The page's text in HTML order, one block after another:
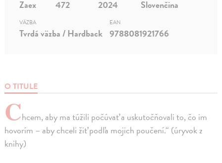
O TITULE
Chcem, aby ma túžili počúvať a uskutočňovali to, čo im
hovorím – aby chceli žiť podľa mojich poučení.“ (úryvok z
knihy)
Zaex 472 2024 Slovenčina
VÄZBA
Tvrdá väzba / Hardback
EAN
9788081921766